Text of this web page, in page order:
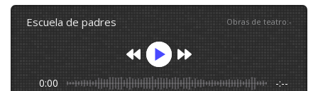
escuela de padres Obras de teatro:-
0:00 -:--